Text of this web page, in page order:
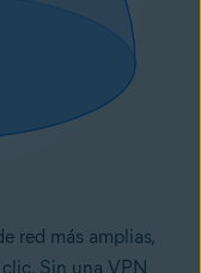
red más amplias,
Sin una VPN